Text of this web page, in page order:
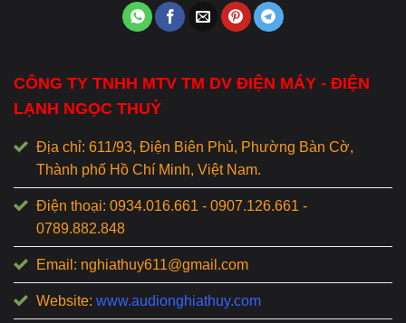
CÔNG TY TNHH MTV TM DV ĐIỆN MÁY - ĐIỆN
LẠNH NGỌC THUỶ
Địa chỉ: 611/93, Điện Biên Phủ, Phường Bàn Cờ,
Thành phố Hồ Chí Minh, Việt Nam.
Điện thoại: 0934.016.661 - 0907.126.661 -
0789.882.848
Email: nghiathuy611@gmail.com
Website: www.audionghiathuy.com